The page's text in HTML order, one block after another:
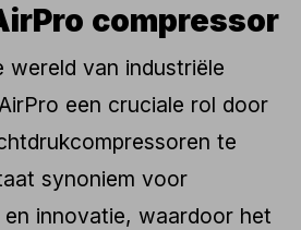
compressor
wereld van industriële
een cruciale rol door
te
synoniem voor
innovatie, waardoor het